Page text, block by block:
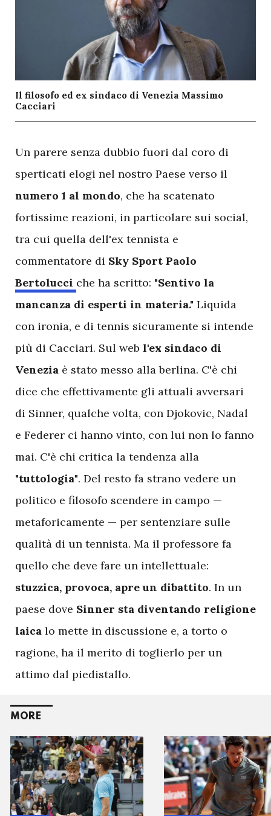
Il filosofo ed ex sindaco di Venezia Massimo
Cacciari
Un parere senza dubbio fuori dal coro di
sperticati elogi nel nostro Paese verso il
numero 1 al mondo, che ha scatenato
fortissime reazioni, in particolare sui social,
tra cui quella dell'ex tennista e
commentatore di Sky Sport Paolo
Bertolucci che ha scritto: "Sentivo la
mancanza di esperti in materia." Liquida
con ironia, e di tennis sicuramente si intende
più di Cacciari. Sul web l'ex sindaco di
Venezia è stato messo alla berlina. C'è chi
dice che effettivamente gli attuali avversari
di Sinner, qualche volta, con Djokovic, Nadal
e Federer ci hanno vinto, con lui non lo fanno
mai. C'è chi critica la tendenza alla
"tuttologia". Del resto fa strano vedere un
politico e filosofo scendere in campo —
metaforicamente — per sentenziare sulle
qualità di un tennista. Ma il professore fa
quello che deve fare un intellettuale:
stuzzica, provoca, apre un dibattito. In un
paese dove Sinner sta diventando religione
laica lo mette in discussione e, a torto o
ragione, ha il merito di toglierlo per un
attimo dal piedistallo.
MORE